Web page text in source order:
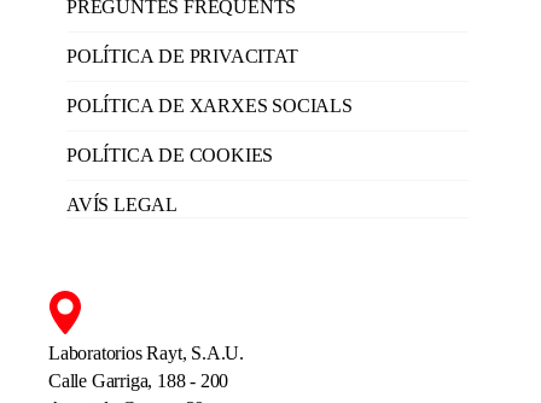
PREGUNTES FREQÜENTS
POLÍTICA DE PRIVACITAT
POLÍTICA DE XARXES SOCIALS
POLÍTICA DE COOKIES
AVÍS LEGAL
Laboratorios Rayt, S.A.U.
Calle Garriga, 188 - 200